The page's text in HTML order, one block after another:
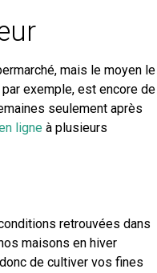
mais le moyen le
exemple, est encore de
seulement après
ligne à plusieurs
retrouvées dans
maisons en hiver
de cultiver vos fines